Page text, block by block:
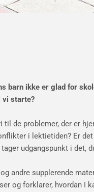
barn ikke er glad for
vi starte?
til de problemer, der er
i lektietiden? Er
udgangspunkt i det,
andre supplerende
og forklarer, hvordan I